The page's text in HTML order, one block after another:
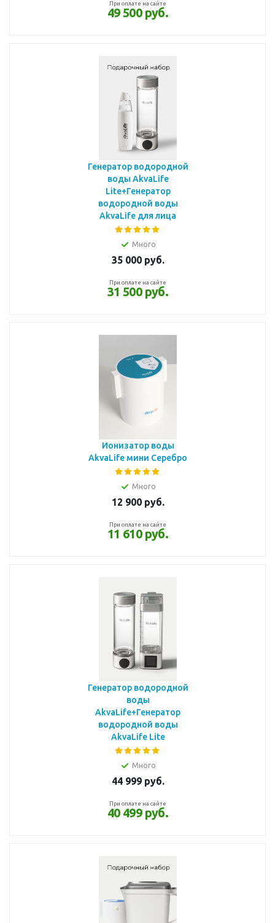
При оплате на сайте
49 500 руб.
Генератор водородной
воды AkvaLife
Lite+Генератор
водородной воды
AkvaLife для лица
Много
35 000руб.
При оплате на сайте
31 500 руб.
Ионизатор воды
AkvaLife мини Серебро
Много
12 900руб.
При оплате на сайте
11 610 руб.
Генератор водородной
воды
AkvaLife+Генератор
водородной воды
AkvaLife Lite
Много
44 999руб.
При оплате на сайте
40 499 руб.